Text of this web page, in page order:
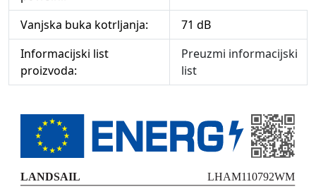
Vanjska buka kotrljanja:
71 dB
Informacijski list
proizvoda:
Preuzmi informacijski
list